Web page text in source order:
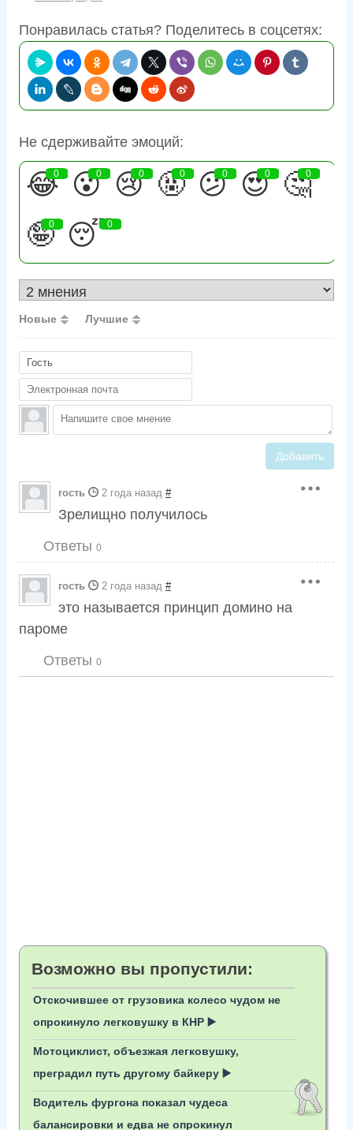
Понравилась статья? Поделитесь в соцсетях:
Не сдерживайте эмоций:
😂
0 😮
0 😢
0 🤬
0 😕
0 😍
0 🤔
0
🤪
0 😴
0
Новые Лучшие
Добавить
гость 2 года назад #
Зрелищно получилось
Ответы 0
гость 2 года назад #
это называется принцип домино на
пароме
Ответы 0
Возможно вы пропустили:
Отскочившее от грузовика колесо чудом не
опрокинуло легковушку в КНР ▶️
Мотоциклист, объезжая легковушку,
преградил путь другому байкеру ▶️
Водитель фургона показал чудеса
балансировки и едва не опрокинул